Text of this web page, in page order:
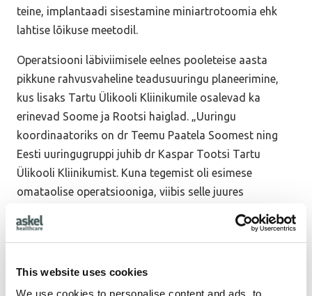
This website uses cookies
We use cookies to personalise content and ads, to
teine, implantaadi sisestamine miniartrotoomia ehk
lahtise lõikuse meetodil.
Operatsiooni läbiviimisele eelnes pooleteise aasta
pikkune rahvusvaheline teadusuuringu planeerimine,
kus lisaks Tartu Ülikooli Kliinikumile osalevad ka
erinevad Soome ja Rootsi haiglad. „Uuringu
koordinaatoriks on dr Teemu Paatela Soomest ning
Eesti uuringugruppi juhib dr Kaspar Tootsi Tartu
Ülikooli Kliinikumist. Kuna tegemist oli esimese
omataolise operatsiooniga, viibis selle juures
Operatsioonimeeskonda kuulus lisaks dr Kaspar
annavad lisaks dr Tootsile ja dr Pääsukesele oma